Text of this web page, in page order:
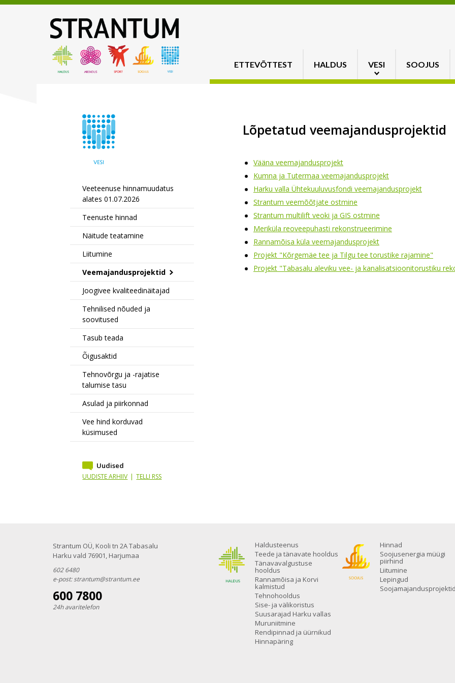
ETTEVÕTTEST HALDUS VESI SOOJUS
Veeteenuse hinnamuudatus
alates 01.07.2026
Teenuste hinnad
Näitude teatamine
Liitumine
Veemajandusprojektid
Joogivee kvaliteedinäitajad
Tehnilised nõuded ja
soovitused
Tasub teada
Õigusaktid
Tehnovõrgu ja -rajatise
talumise tasu
Asulad ja piirkonnad
Vee hind korduvad
küsimused
Uudised
UUDISTE ARHIIV | TELLI RSS
Lõpetatud veemajandusprojektid
Vääna veemajandusprojekt
Kumna ja Tutermaa veemajandusprojekt
Harku valla Ühtekuuluvusfondi veemajandusprojekt
Strantum veemõõtjate ostmine
Strantum multilift veoki ja GIS ostmine
Meriküla reoveepuhasti rekonstrueerimine
Rannamõisa küla veemajandusprojekt
Projekt "Kõrgemäe tee ja Tilgu tee torustike rajamine"
Projekt "Tabasalu aleviku vee- ja kanalisatsioonitorustiku
Haldusteenus
Teede ja tänavate hooldus
Tänavavalgustuse
hooldus
Rannamõisa ja Korvi
kalmistud
Tehnohooldus
Sise- ja välikoristus
Suusarajad Harku vallas
Muruniitmine
Rendipinnad ja üürnikud
Hinnapäring
Hinnad
Soojusenergia müügi
piirhind
Liitumine
Lepingud
Soojamajandusprojektid
Strantum OÜ, Kooli tn 2A Tabasalu
Harku vald 76901, Harjumaa
602 6480
e-post:strantum@strantum.ee
600 7800
24h avaritelefon